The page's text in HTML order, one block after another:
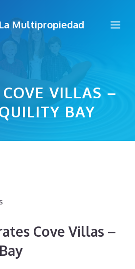
Multipropiedad
VILLAS –
BAY
Cove Villas –